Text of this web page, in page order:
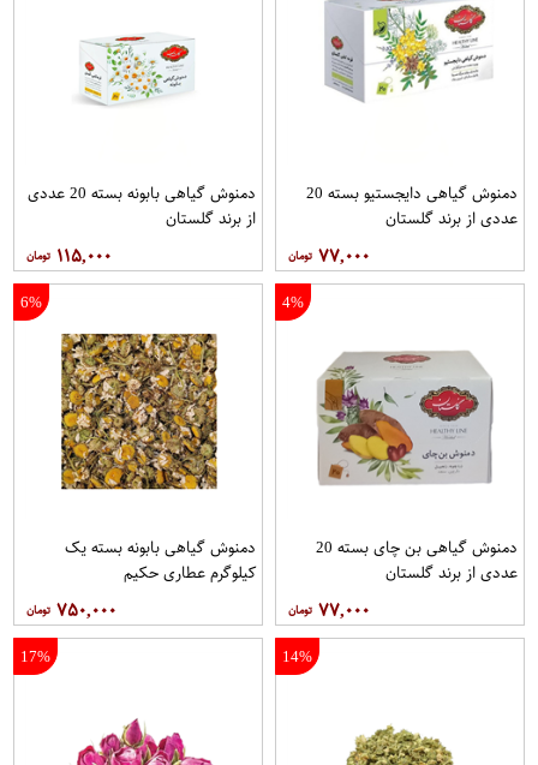
دمنوش گیاهی دایجستیو بسته 20
عددی از برند گلستان
۷۷,۰۰۰
دمنوش گیاهی بابونه بسته 20 عددی
از برند گلستان
۱۱۵,۰۰۰
4%
دمنوش گیاهی بن چای بسته 20
عددی از برند گلستان
۷۷,۰۰۰
6%
دمنوش گیاهی بابونه بسته یک
کیلوگرم عطاری حکیم
۷۵۰,۰۰۰
14%
17%